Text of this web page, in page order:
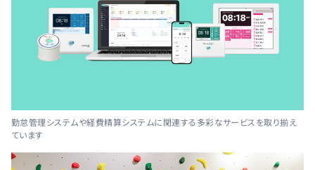
勤怠管理システムや経費精算システムに関連する多彩なサービスを取り揃え
ています